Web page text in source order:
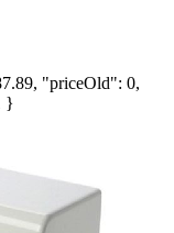
"priceOld": 0,
}